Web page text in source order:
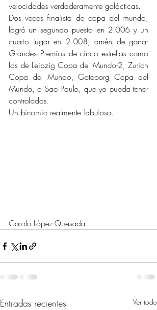
velocidades verdaderamente galácticas.
Dos veces finalista de copa del mundo,
logró un segundo puesto en 2.006 y un
cuarto lugar en 2.008, amén de ganar
Grandes Premios de cinco estrellas como
los de Leipzig Copa del Mundo-2, Zurich
Copa del Mundo, Goteborg Copa del
Mundo, o Sao Paulo, que yo pueda tener
controlados.
Un binomio realmente fabuloso.
Carolo López-Quesada
Entradas recientes Ver todo